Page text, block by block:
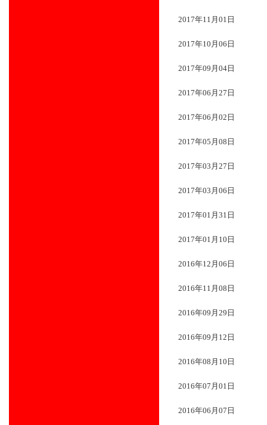
2017年11月01日
2017年10月06日
2017年09月04日
2017年06月27日
2017年06月02日
2017年05月08日
2017年03月27日
2017年03月06日
2017年01月31日
2017年01月10日
2016年12月06日
2016年11月08日
2016年09月29日
2016年09月12日
2016年08月10日
2016年07月01日
2016年06月07日